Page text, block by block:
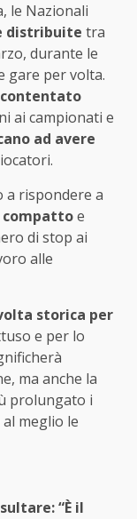
le Nazionali
distribuite tra
durante le
gare per volta.
ai campionati e
ad avere
a rispondere a
compattoe
di stop ai
alle
storica per
e per lo
ma anche la
prolungato i
meglio le
“È il